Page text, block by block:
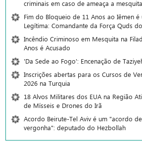
criminais em caso de ameaça a mesquita
Fim do Bloqueio de 11 Anos ao Iêmen é
Legítima: Comandante da Força Quds
Incêndio Criminoso em Mesquita na
Anos é Acusado
'Da Sede ao Fogo': Encenação de
Inscrições abertas para os Cursos de
2026 na Turquia
18 Alvos Militares dos EUA na Região
de Mísseis e Drones do Irã
Acordo Beirute-Tel Aviv é um "acordo
vergonha": deputado do Hezbollah